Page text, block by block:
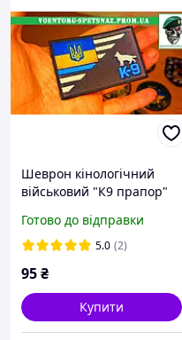
Шеврон кінологічний
військовий "К9 прапор"
будь-який патч!
Готово до відправки
5.0 (2)
95₴
Купити